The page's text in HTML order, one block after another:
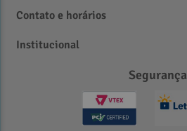
Contato e horários
Institucional
Segurança